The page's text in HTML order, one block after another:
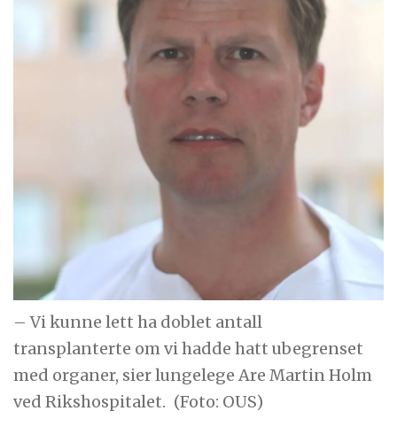
– Vi kunne lett ha doblet antall
transplanterte om vi hadde hatt ubegrenset
med organer, sier lungelege Are Martin Holm
ved Rikshospitalet. (Foto: OUS)